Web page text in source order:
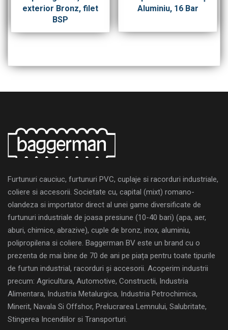
exterior Bronz, filet
BSP
Aluminiu, 16 Bar
Furtunuri cauciuc, furtunuri PVC, cuplaje si racorduri industriale,
coliere si accesorii. Societate cu, capital (mixt) romano-
olandeza si importator direct al unei game diversificate de
furtunuri industriale de joasa presiune (10-40 bari) (apa, aer,
aburi, chimice, abrazive), cuple de bronz, inox, aluminiu,
polipropilena si coliere. Baggerman BV este un brand cu o
prezenta de mai bine de 70 de ani pe piața pentru toate tipurile
de furtun industrial, racorduri și accesorii. Acoperim industrii
precum: Agricultura, Automotive, Constructii, Industria
Alimentara, Industria Metalurgica, Industria Petrochimica,
Minerit, Navala Si Offshor, Prelucrarea Lemnului, Salubritate,
Stingerea Incendiilor si Transporturi.